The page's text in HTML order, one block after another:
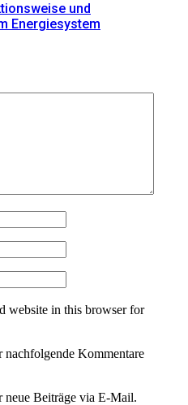
und
Energiesystem
website in this browser for
Kommentare
neue Beiträge via E-Mail.